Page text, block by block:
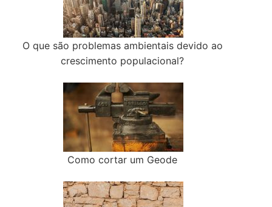
O que são problemas ambientais devido ao
crescimento populacional?
Como cortar um Geode